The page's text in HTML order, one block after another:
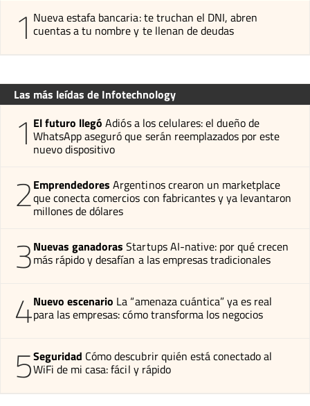
1 Nueva estafa bancaria: te truchan el DNI, abren
cuentas a tu nombre y te llenan de deudas
Las más leídas de Infotechnology
1 El futuro llegó Adiós a los celulares: el dueño de
WhatsApp aseguró que serán reemplazados por este
nuevo dispositivo
2Emprendedores Argentinos crearon un marketplace
que conecta comercios con fabricantes y ya levantaron
millones de dólares
3Nuevas ganadoras Startups AI-native: por qué crecen
más rápido y desafían a las empresas tradicionales
4Nuevo escenario La “amenaza cuántica” ya es real
para las empresas: cómo transforma los negocios
5Seguridad Cómo descubrir quién está conectado al
WiFi de mi casa: fácil y rápido